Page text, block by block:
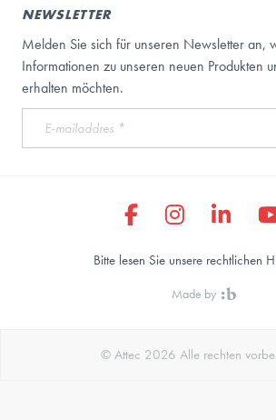
NEWSLETTER
Melden Sie sich für unseren Newsletter an,
Informationen zu unseren neuen Produkten
erhalten möchten.
Made by
© Attec 2026 Alle rechten
Bitte lesen Sie unsere rechtlichen